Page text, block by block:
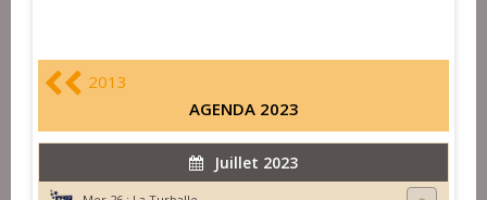
2013
AGENDA 2023
Juillet 2023